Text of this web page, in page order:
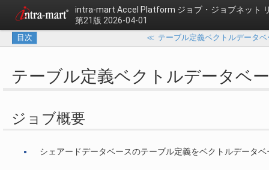
intra-mart Accel Platform ジョブ・ジョブネット
第21版 2026-04-01
目次 ≪ テーブル定義ベクトルデータ
テーブル定義ベクトルデータベ
ジョブ概要
シェアードデータベースのテーブル定義をベクトルデータ